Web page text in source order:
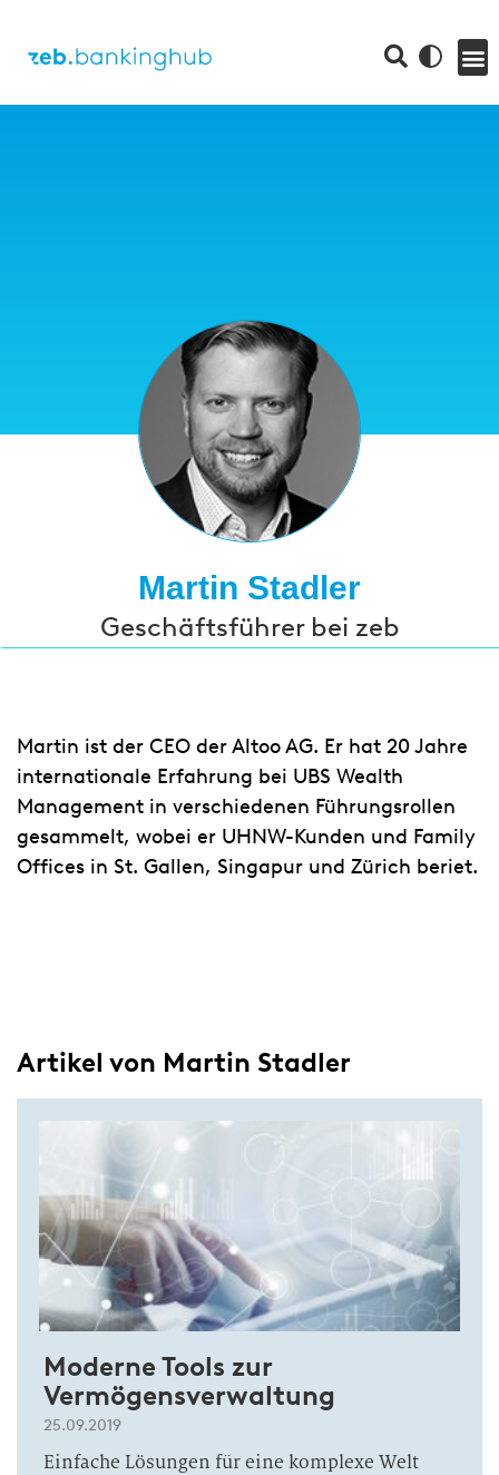
Martin Stadler
Geschäftsführer bei zeb
Martin ist der CEO der Altoo AG. Er hat 20 Jahre
internationale Erfahrung bei UBS Wealth
Management in verschiedenen Führungsrollen
gesammelt, wobei er UHNW-Kunden und Family
Offices in St. Gallen, Singapur und Zürich beriet.
Artikel von Martin Stadler
Moderne Tools zur
Vermögensverwaltung
25.09.2019
Einfache Lösungen für eine komplexe Welt